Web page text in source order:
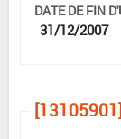
DATE DE FIN
31/12/2007